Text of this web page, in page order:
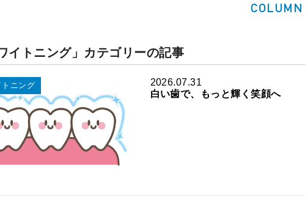
COLUMN
イトニング」カテゴリーの記事
2026.07.31
トニング
白い歯で、もっと輝く笑顔へ